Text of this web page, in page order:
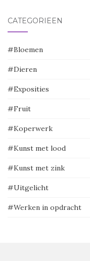
CATEGORIEËN
#Bloemen
#Dieren
#Exposities
#Fruit
#Koperwerk
#Kunst met lood
#Kunst met zink
#Uitgelicht
#Werken in opdracht